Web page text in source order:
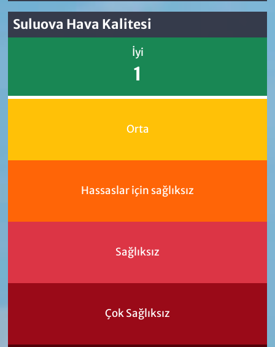
Suluova Hava Kalitesi
İyi
1
Orta
Hassaslar için sağlıksız
Sağlıksız
Çok Sağlıksız